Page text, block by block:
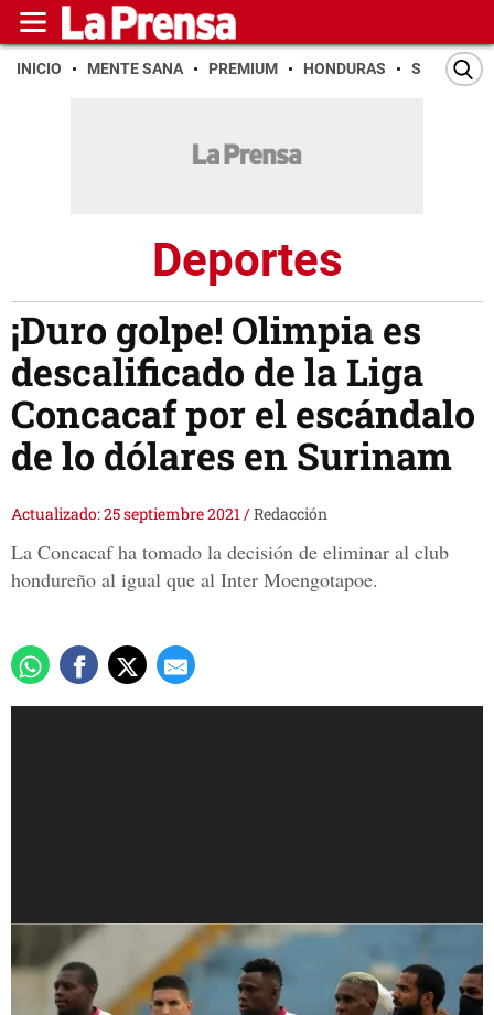
INICIO MENTE SANA PREMIUM HONDURAS SAN PEDRO
Deportes
¡Duro golpe! Olimpia es
descalificado de la Liga
Concacaf por el escándalo
de lo dólares en Surinam
Actualizado: 25 septiembre 2021/Redacción
La Concacaf ha tomado la decisión de eliminar al club
hondureño al igual que al Inter Moengotapoe.